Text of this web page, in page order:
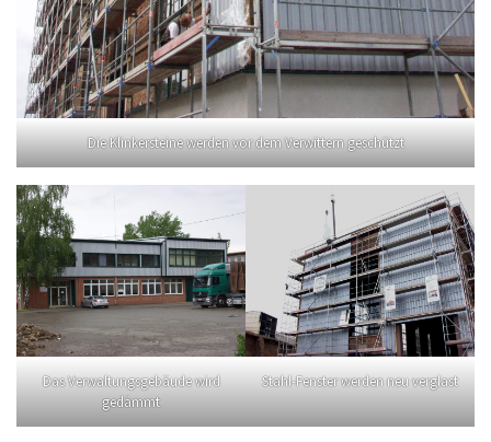
Die Klinkersteine werden vor dem Verwittern geschützt
Das Verwaltungsgebäude wird
gedämmt
Stahl-Fenster werden neu verglast